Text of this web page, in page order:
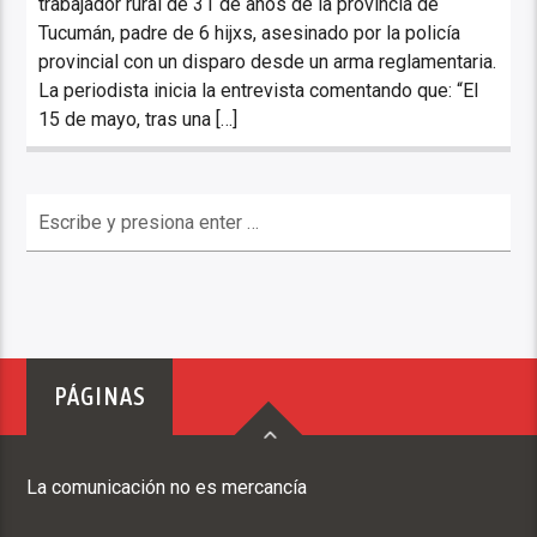
Tucumán, padre de 6 hijxs, asesinado por la policía
provincial con un disparo desde un arma reglamentaria.
La periodista inicia la entrevista comentando que: “El
15 de mayo, tras una […]
PÁGINAS
La comunicación no es mercancía